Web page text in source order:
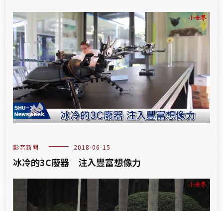
影音新聞 2018-06-15
冰冷的3C廢器 注入豐富想像力